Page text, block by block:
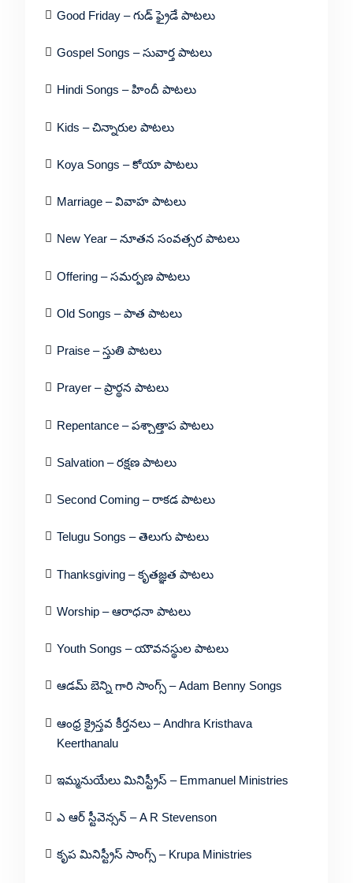
Good Friday – గుడ్ ఫ్రైడే పాటలు
Gospel Songs – సువార్త పాటలు
Hindi Songs – హిందీ పాటలు
Kids – చిన్నారుల పాటలు
Koya Songs – కోయా పాటలు
Marriage – వివాహ పాటలు
New Year – నూతన సంవత్సర పాటలు
Offering – సమర్పణ పాటలు
Old Songs – పాత పాటలు
Praise – స్తుతి పాటలు
Prayer – ప్రార్థన పాటలు
Repentance – పశ్చాత్తాప పాటలు
Salvation – రక్షణ పాటలు
Second Coming – రాకడ పాటలు
Telugu Songs – తెలుగు పాటలు
Thanksgiving – కృతజ్ఞత పాటలు
Worship – ఆరాధనా పాటలు
Youth Songs – యౌవనస్థుల పాటలు
ఆడమ్ బెన్ని గారి సాంగ్స్ – Adam Benny Songs
ఆంధ్ర క్రైస్తవ కీర్తనలు – Andhra Kristhava
Keerthanalu
ఇమ్మనుయేలు మినిస్ట్రీస్ – Emmanuel Ministries
ఎ ఆర్ స్టీవెన్సన్ – A R Stevenson
కృప మినిస్ట్రీస్ సాంగ్స్ – Krupa Ministries